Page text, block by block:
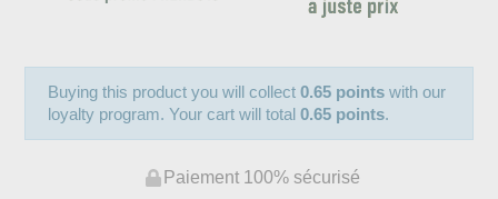
Buying this product you will collect0.65 points with our
loyalty program. Your cart will total0.65 points.
Paiement 100% sécurisé